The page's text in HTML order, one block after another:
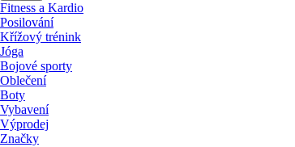
Fitness a Kardio
Posilování
Křížový trénink
Jóga
Bojové sporty
Oblečení
Boty
Vybavení
Výprodej
Značky